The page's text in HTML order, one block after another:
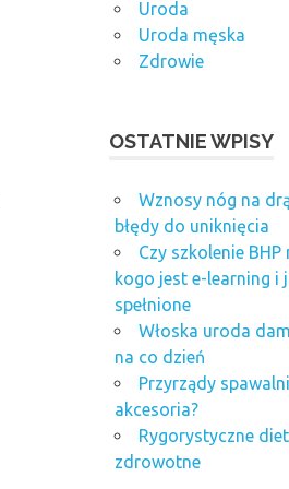
Uroda
Uroda męska
Zdrowie
OSTATNIE WPISY
Wznosy nóg na
błędy do uniknięcia
Czy szkolenie
kogo jest e-learning i
spełnione
Włoska uroda
na co dzień
Przyrządy
akcesoria?
Rygorystyczne
zdrowotne